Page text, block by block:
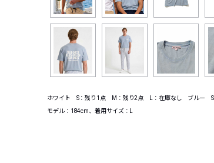
ホワイト S：残り1点 M：残り2点 L：在庫なし ブルー
モデル：184cm、着用サイズ：L